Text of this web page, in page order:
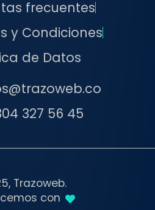
frecuentes
y Condiciones
de Datos
327 56 45
Trazoweb.
con